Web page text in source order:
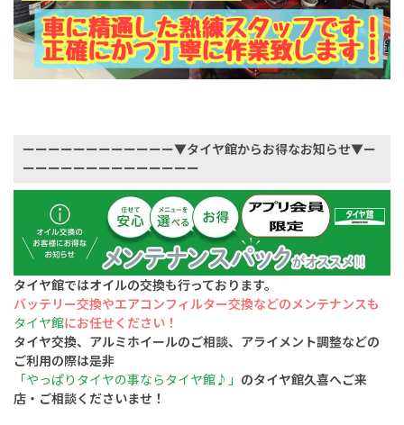
ーーーーーーーーーーーー▼タイヤ館からお得なお知らせ▼ー
ーーーーーーーーーーーーーー
タイヤ館ではオイルの交換も行っております。
バッテリー交換やエアコンフィルター交換などのメンテナンスも
タイヤ館にお任せください！
タイヤ交換、アルミホイールのご相談、アライメント調整などの
ご利用の際は是非
「やっぱりタイヤの事ならタイヤ館♪」 のタイヤ館久喜へご来
店・ご相談くださいませ！